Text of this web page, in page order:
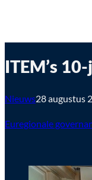
ITEM’s
Nieuws28 augustus
Euregionale